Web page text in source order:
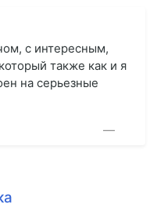
с интересным,
также как и я
на серьезные
—